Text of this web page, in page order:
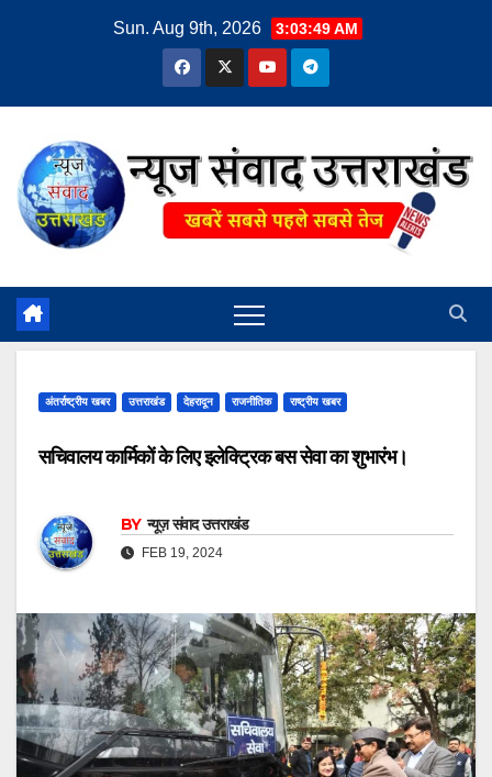
Sun. Aug 9th, 2026 3:03:50 AM
अंतर्राष्ट्रीय खबर उत्तराखंड देहरादून राजनीतिक राष्ट्रीय खबर
सचिवालय कार्मिकों के लिए इलेक्ट्रिक बस सेवा का शुभारंभ।
BY न्यूज़ संवाद उत्तराखंड
FEB 19, 2024